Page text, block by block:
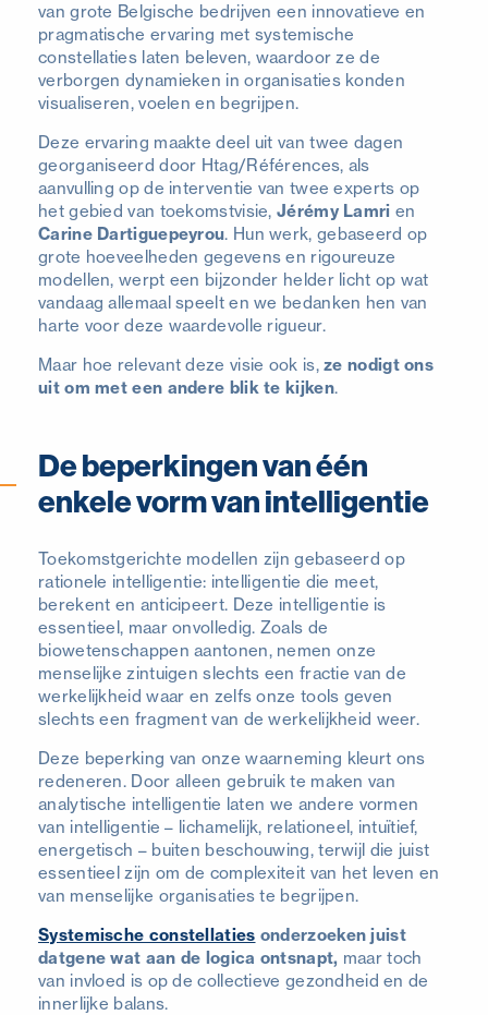
van grote Belgische bedrijven een innovatieve en
pragmatische ervaring met systemische
constellaties laten beleven, waardoor ze de
verborgen dynamieken in organisaties konden
visualiseren, voelen en begrijpen.
Deze ervaring maakte deel uit van twee dagen
georganiseerd door Htag/Références, als
aanvulling op de interventie van twee experts op
het gebied van toekomstvisie,Jérémy Lamri en
Carine Dartiguepeyrou. Hun werk, gebaseerd op
grote hoeveelheden gegevens en rigoureuze
modellen, werpt een bijzonder helder licht op wat
vandaag allemaal speelt en we bedanken hen van
harte voor deze waardevolle rigueur.
Maar hoe relevant deze visie ook is,ze nodigt ons
uit om met een andere blik te kijken.
De beperkingen van één
enkele vorm van intelligentie
Toekomstgerichte modellen zijn gebaseerd op
rationele intelligentie: intelligentie die meet,
berekent en anticipeert. Deze intelligentie is
essentieel, maar onvolledig. Zoals de
biowetenschappen aantonen, nemen onze
menselijke zintuigen slechts een fractie van de
werkelijkheid waar en zelfs onze tools geven
slechts een fragment van de werkelijkheid weer.
Deze beperking van onze waarneming kleurt ons
redeneren. Door alleen gebruik te maken van
analytische intelligentie laten we andere vormen
van intelligentie – lichamelijk, relationeel, intuïtief,
energetisch – buiten beschouwing, terwijl die juist
essentieel zijn om de complexiteit van het leven en
van menselijke organisaties te begrijpen.
Systemische constellaties onderzoeken juist
datgene wat aan de logica ontsnapt, maar toch
van invloed is op de collectieve gezondheid en de
innerlijke balans.